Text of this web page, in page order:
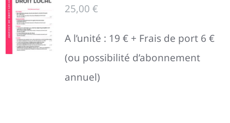
25,00 €
A l’unité : 19 € + Frais de port 6 €
(ou possibilité d’abonnement
annuel)